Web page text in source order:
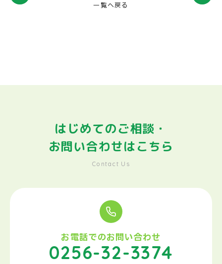
一覧へ戻る
はじめてのご相談・
お問い合わせはこちら
Contact Us
お電話でのお問い合わせ
0256-32-3374